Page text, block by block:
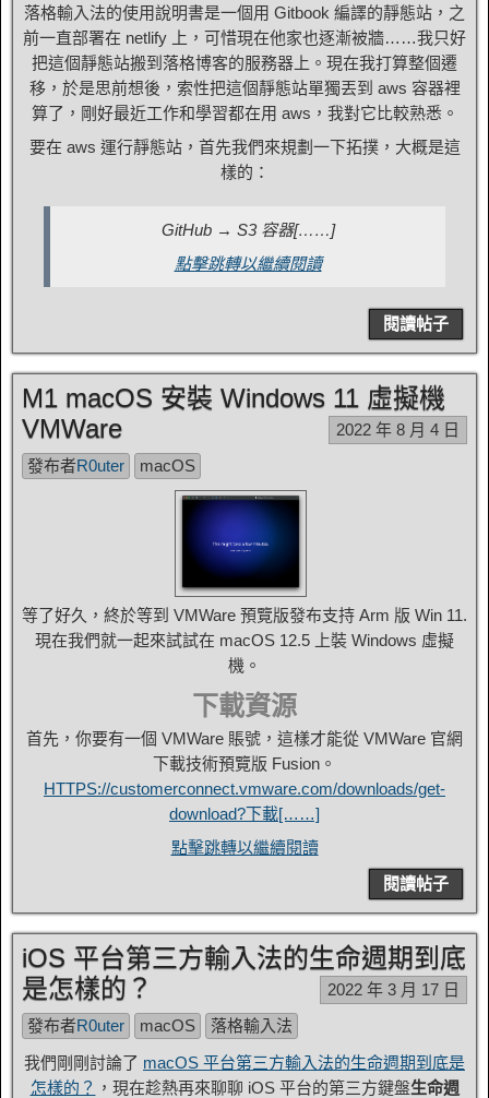
落格輸入法的使用說明書是一個用 Gitbook 編譯的靜態站，之
前一直部署在 netlify 上，可惜現在他家也逐漸被牆……我只好
把這個靜態站搬到落格博客的服務器上。現在我打算整個遷
移，於是思前想後，索性把這個靜態站單獨丟到 aws 容器裡
算了，剛好最近工作和學習都在用 aws，我對它比較熟悉。
要在 aws 運行靜態站，首先我們來規劃一下拓撲，大概是這
樣的：
GitHub → S3 容器[……]
點擊跳轉以繼續閱讀
閱讀帖子
M1 macOS 安裝 Windows 11 虛擬機
VMWare
2022 年 8 月 4 日
發布者R0uter macOS
等了好久，終於等到 VMWare 預覽版發布支持 Arm 版 Win 11.
現在我們就一起來試試在 macOS 12.5 上裝 Windows 虛擬
機。
下載資源
首先，你要有一個 VMWare 賬號，這樣才能從 VMWare 官網
下載技術預覽版 Fusion。
HTTPS://customerconnect.vmware.com/downloads/get-
download?下載[……]
點擊跳轉以繼續閱讀
閱讀帖子
iOS 平台第三方輸入法的生命週期到底
是怎樣的？
2022 年 3 月 17 日
發布者R0uter macOS
落格輸入法
我們剛剛討論了 macOS 平台第三方輸入法的生命週期到底是
怎樣的？ ，現在趁熱再來聊聊 iOS 平台的第三方鍵盤生命週